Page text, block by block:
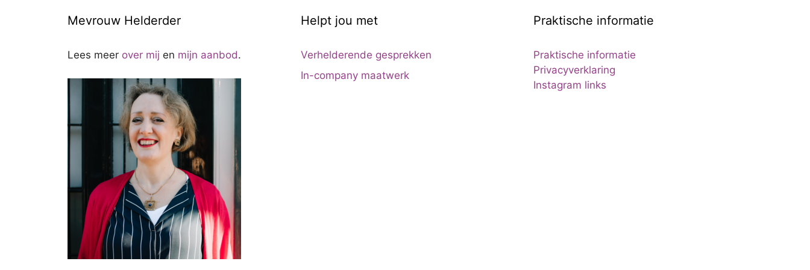
Mevrouw Helderder
Lees meer over mij en mijn aanbod.
Helpt jou met
Verhelderende gesprekken
In-company maatwerk
Praktische informatie
Praktische informatie
Privacyverklaring
Instagram links